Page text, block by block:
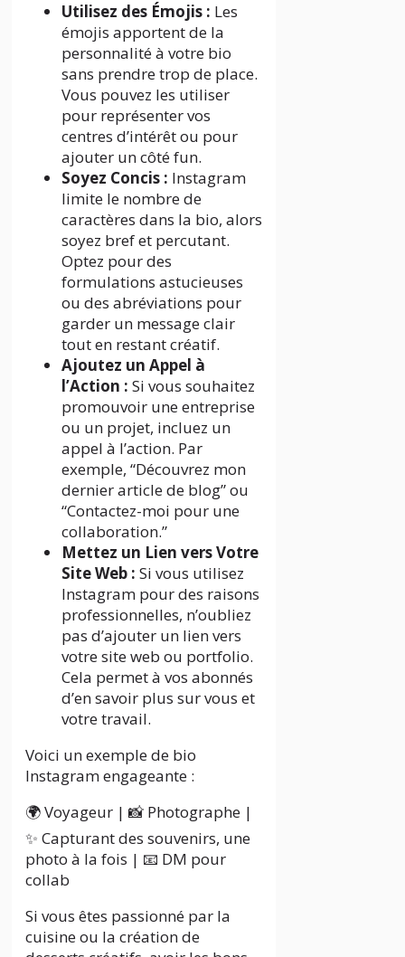
Utilisez des Émojis : Les
émojis apportent de la
personnalité à votre bio
sans prendre trop de place.
Vous pouvez les utiliser
pour représenter vos
centres d’intérêt ou pour
ajouter un côté fun.
Soyez Concis : Instagram
limite le nombre de
caractères dans la bio, alors
soyez bref et percutant.
Optez pour des
formulations astucieuses
ou des abréviations pour
garder un message clair
tout en restant créatif.
Ajoutez un Appel à
l’Action : Si vous souhaitez
promouvoir une entreprise
ou un projet, incluez un
appel à l’action. Par
exemple, “Découvrez mon
dernier article de blog” ou
“Contactez-moi pour une
collaboration.”
Mettez un Lien vers Votre
Site Web : Si vous utilisez
Instagram pour des raisons
professionnelles, n’oubliez
pas d’ajouter un lien vers
votre site web ou portfolio.
Cela permet à vos abonnés
d’en savoir plus sur vous et
votre travail.
Voici un exemple de bio
Instagram engageante :
🌍 Voyageur | 📸 Photographe |
✨ Capturant des souvenirs, une
photo à la fois | 📧 DM pour
collab
Si vous êtes passionné par la
cuisine ou la création de